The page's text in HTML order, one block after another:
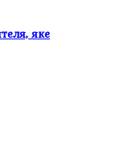
яке